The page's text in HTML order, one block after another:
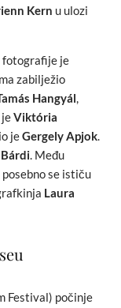
Kern u ulozi
fotografije je
zabilježio
Hangyál,
Viktória
jeGergely Apjok.
. Među
se ističu
Laura
Festival) počinje